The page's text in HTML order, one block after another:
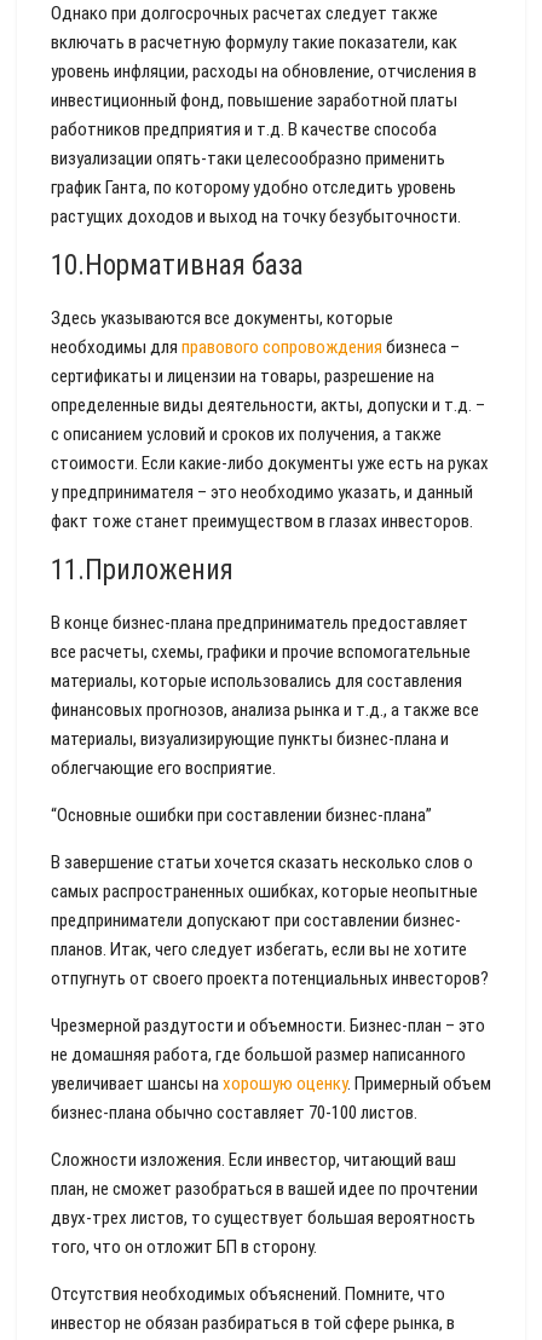
Однако при долгосрочных расчетах следует также
включать в расчетную формулу такие показатели, как
уровень инфляции, расходы на обновление, отчисления в
инвестиционный фонд, повышение заработной платы
работников предприятия и т.д. В качестве способа
визуализации опять-таки целесообразно применить
график Ганта, по которому удобно отследить уровень
растущих доходов и выход на точку безубыточности.
10.Нормативная база
Здесь указываются все документы, которые
необходимы для правового сопровождения бизнеса –
сертификаты и лицензии на товары, разрешение на
определенные виды деятельности, акты, допуски и т.д. –
с описанием условий и сроков их получения, а также
стоимости. Если какие-либо документы уже есть на руках
у предпринимателя – это необходимо указать, и данный
факт тоже станет преимуществом в глазах инвесторов.
11.Приложения
В конце бизнес-плана предприниматель предоставляет
все расчеты, схемы, графики и прочие вспомогательные
материалы, которые использовались для составления
финансовых прогнозов, анализа рынка и т.д., а также все
материалы, визуализирующие пункты бизнес-плана и
облегчающие его восприятие.
“Основные ошибки при составлении бизнес-плана”
В завершение статьи хочется сказать несколько слов о
самых распространенных ошибках, которые неопытные
предприниматели допускают при составлении бизнес-
планов. Итак, чего следует избегать, если вы не хотите
отпугнуть от своего проекта потенциальных инвесторов?
Чрезмерной раздутости и объемности. Бизнес-план – это
не домашняя работа, где большой размер написанного
увеличивает шансы нахорошую оценку. Примерный объем
бизнес-плана обычно составляет 70-100 листов.
Сложности изложения. Если инвестор, читающий ваш
план, не сможет разобраться в вашей идее по прочтении
двух-трех листов, то существует большая вероятность
того, что он отложит БП в сторону.
Отсутствия необходимых объяснений. Помните, что
инвестор не обязан разбираться в той сфере рынка, в